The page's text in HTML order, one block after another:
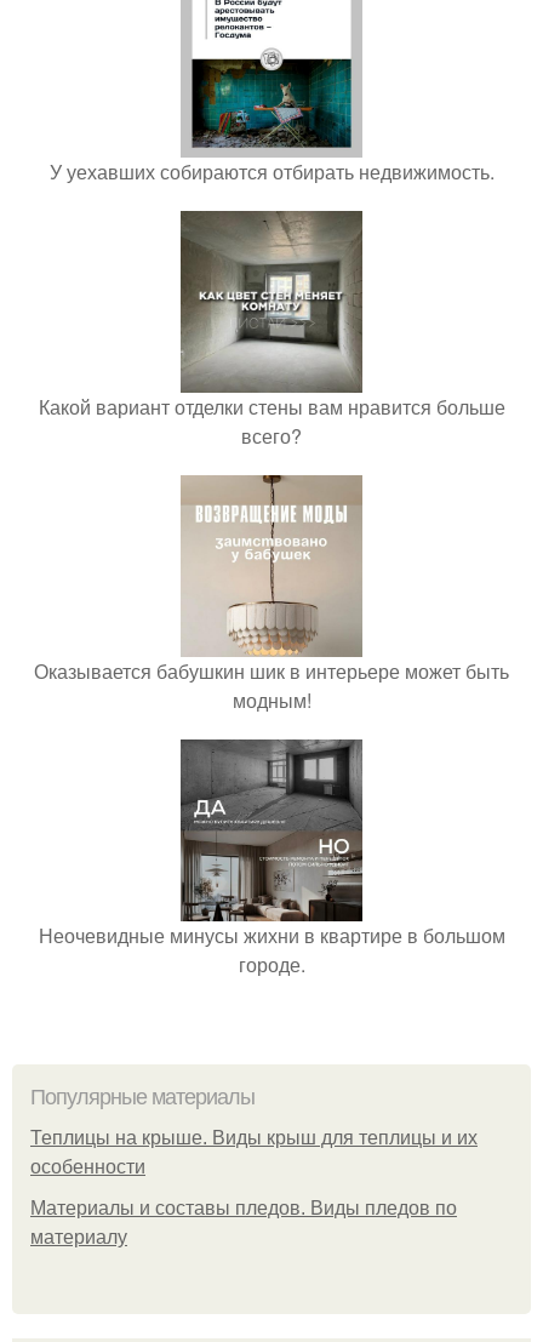
У уехавших собираются отбирать недвижимость.
Какой вариант отделки стены вам нравится больше
всего?
Оказывается бабушкин шик в интерьере может быть
модным!
Неочевидные минусы жихни в квартире в большом
городе.
Популярные материалы
Теплицы на крыше. Виды крыш для теплицы и их
особенности
Материалы и составы пледов. Виды пледов по
материалу